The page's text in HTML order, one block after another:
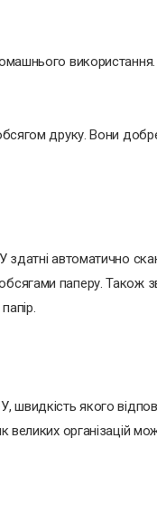
друку. Вони
автоматично
паперу. Також
якого
організацій